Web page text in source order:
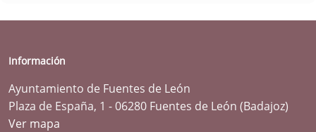
Información
Ayuntamiento de Fuentes de León
Plaza de España, 1 - 06280 Fuentes de León (Badajoz)
Ver mapa